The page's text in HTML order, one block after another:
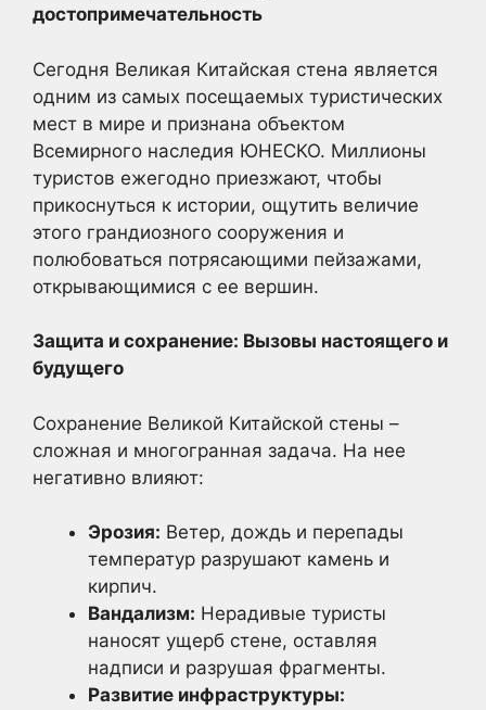
достопримечательность
Сегодня Великая Китайская стена является
одним из самых посещаемых туристических
мест в мире и признана объектом
Всемирного наследия ЮНЕСКО. Миллионы
туристов ежегодно приезжают, чтобы
прикоснуться к истории, ощутить величие
этого грандиозного сооружения и
полюбоваться потрясающими пейзажами,
открывающимися с ее вершин.
Защита и сохранение: Вызовы настоящего и
будущего
Сохранение Великой Китайской стены –
сложная и многогранная задача. На нее
негативно влияют:
Эрозия: Ветер, дождь и перепады
температур разрушают камень и
кирпич.
Вандализм: Нерадивые туристы
наносят ущерб стене, оставляя
надписи и разрушая фрагменты.
Развитие инфраструктуры: